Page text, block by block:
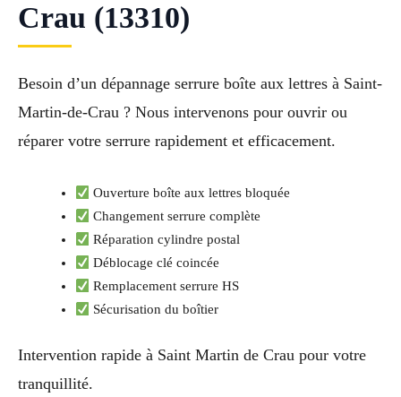
Crau (13310)
Besoin d’un dépannage serrure boîte aux lettres à Saint-
Martin-de-Crau ? Nous intervenons pour ouvrir ou
réparer votre serrure rapidement et efficacement.
Ouverture boîte aux lettres bloquée
Changement serrure complète
Réparation cylindre postal
Déblocage clé coincée
Remplacement serrure HS
Sécurisation du boîtier
Intervention rapide à Saint Martin de Crau pour votre
tranquillité.